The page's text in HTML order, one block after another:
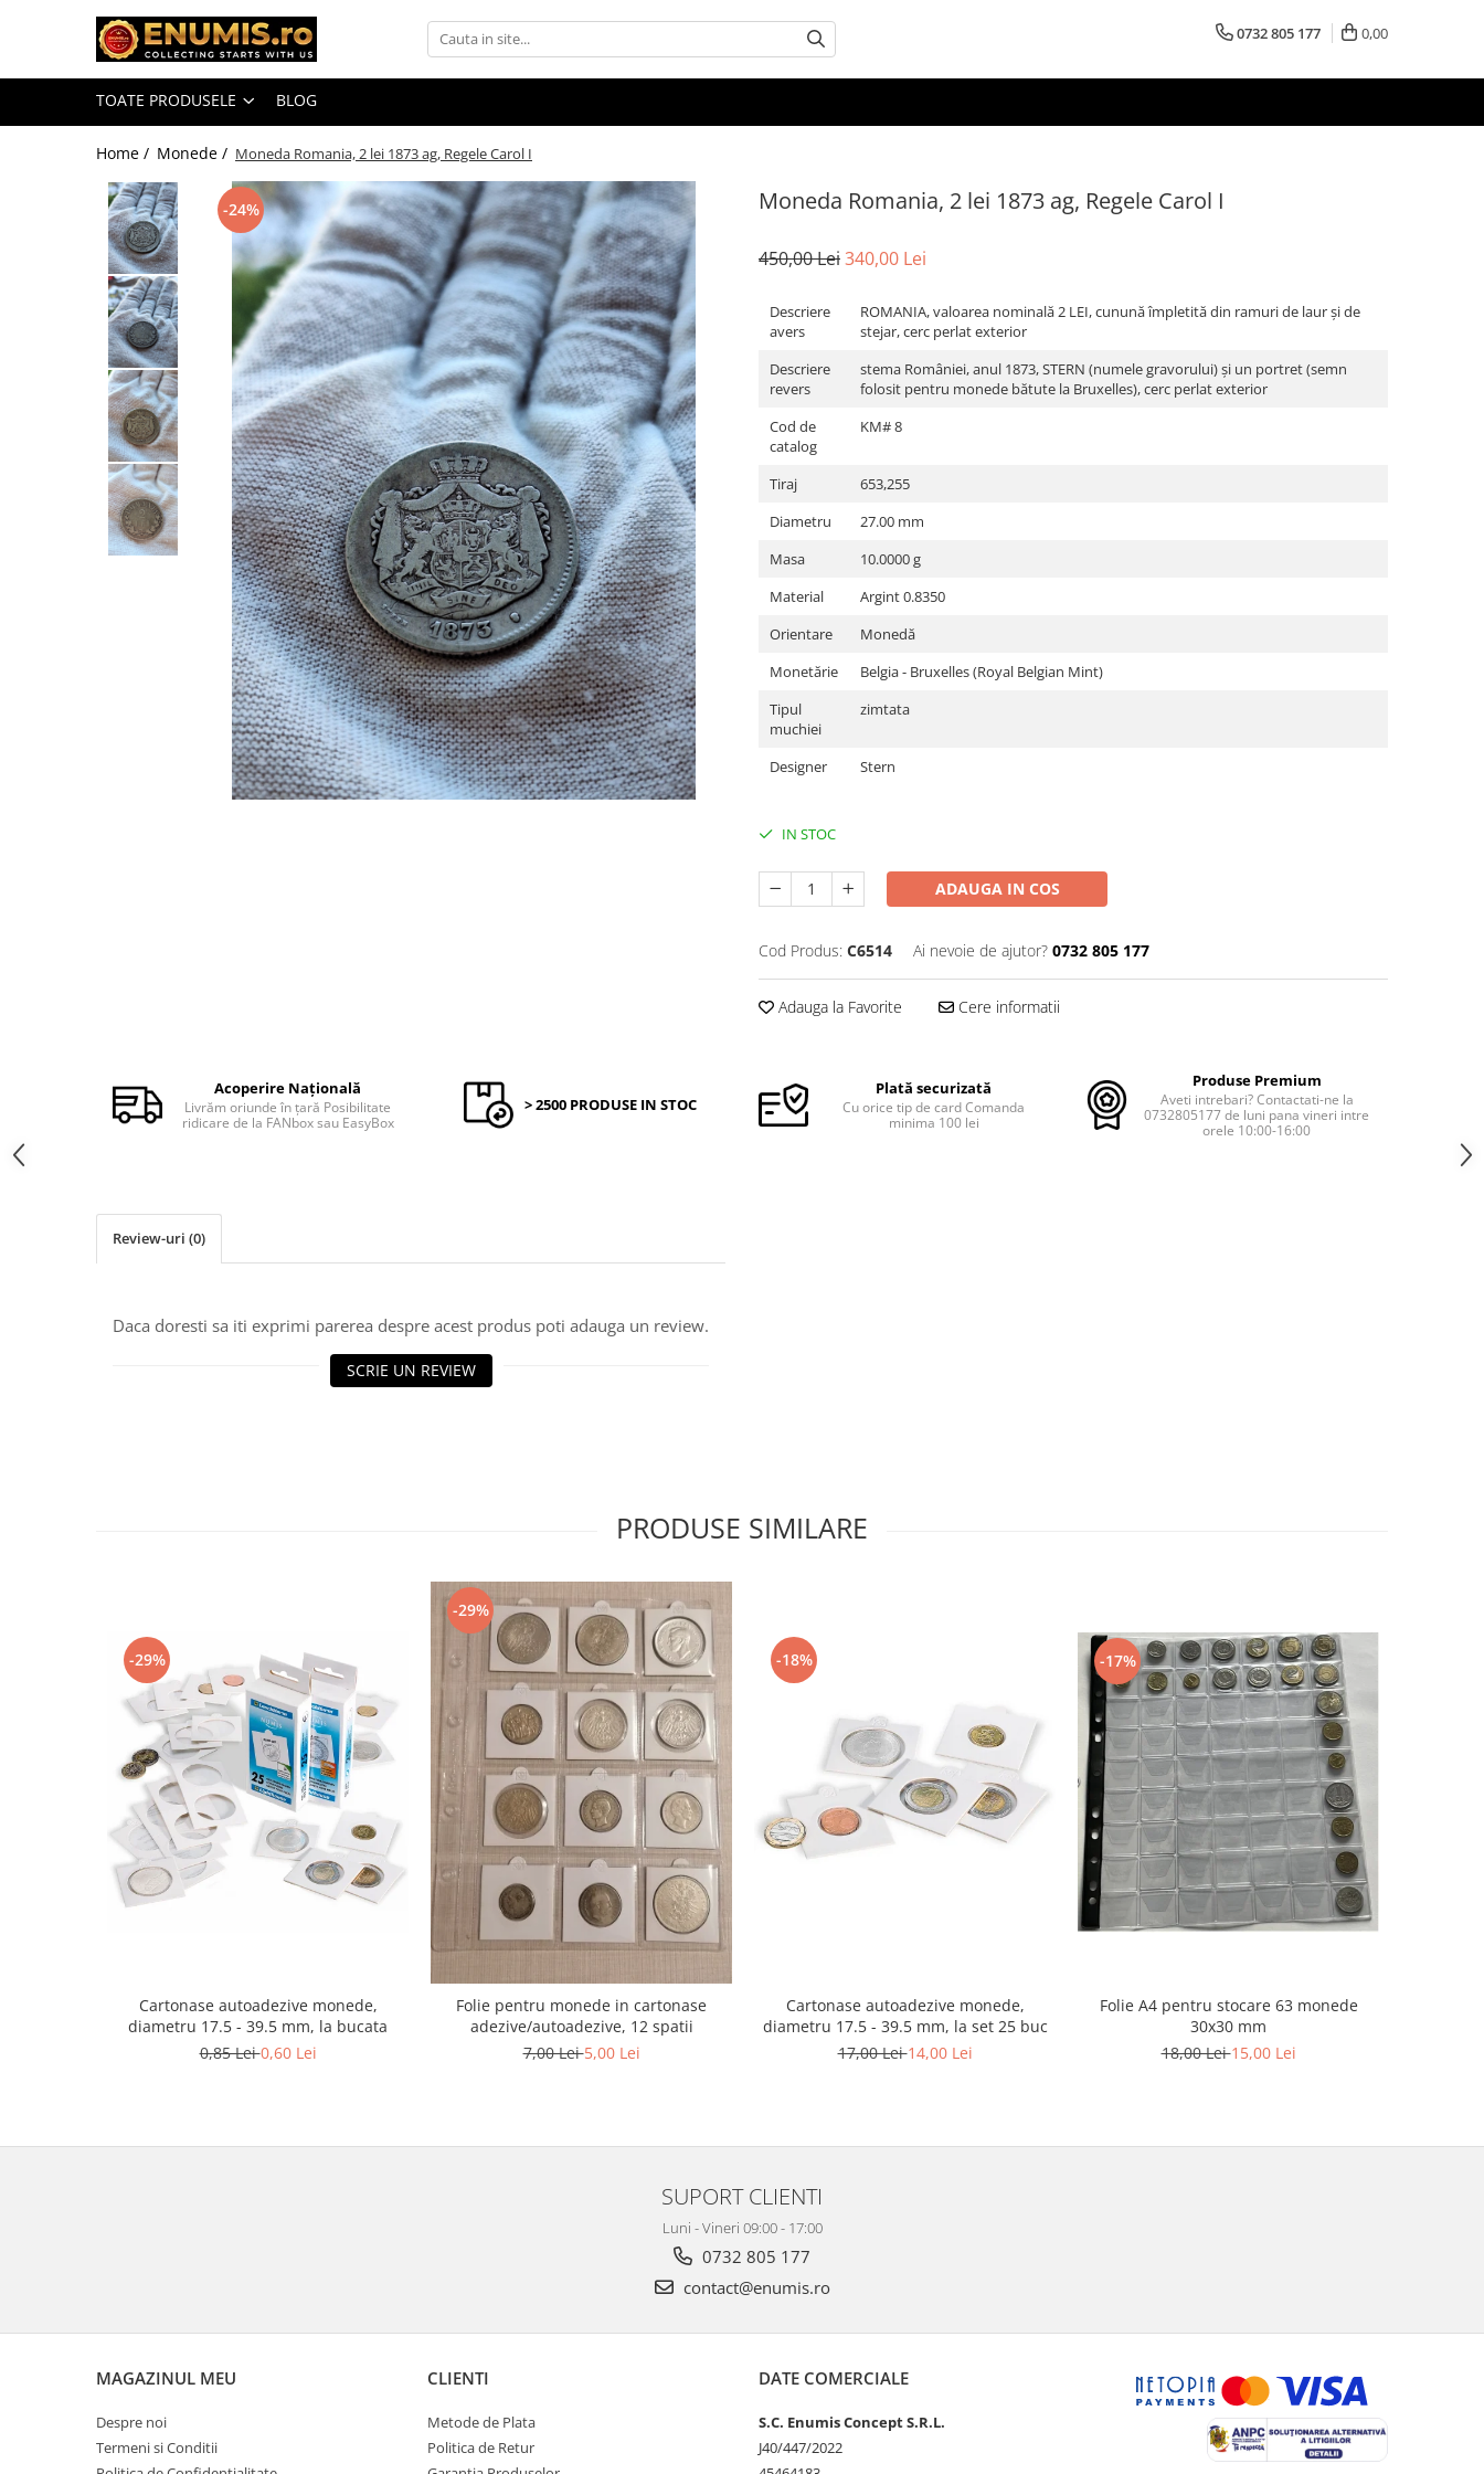
Monede Romania
Accesorii colectie monede
Albume cu folii pentru stocare
Capsule monede
Cartonase autoadezive
Folii stocare monede
Soluții curățare, pensete, mănuși,
Tavite stocare si expunere
Monede straine
Monede Africa
Monede America
Monede Asia
Albume cu folii pentru stocare
Bancnote Asia
Bancnote Australia si Oceania
Bancnote Europa
Idei cadouri
Accesorii filatelie
Carte Postala / FDC
0732 805 177 0,00
TOATE PRODUSELE BLOG
Home / Monede / Moneda Romania, 2 lei 1873 ag, Regele Carol I
Moneda Romania, 2 lei 1873 ag, Regele Carol I
-24%
450,00 Lei340,00 Lei
Descriere
avers
ROMANIA, valoarea nominală 2 LEI, cunună împletită din ramuri de laur şi de
stejar, cerc perlat exterior
Descriere
revers
stema României, anul 1873, STERN (numele gravorului) şi un portret (semn
folosit pentru monede bătute la Bruxelles), cerc perlat exterior
Cod de
catalog
KM# 8
Tiraj
653,255
Diametru
27.00 mm
Masa
10.0000 g
Material
Argint 0.8350
Orientare
Monedă
Monetărie
Belgia - Bruxelles (Royal Belgian Mint)
Tipul
muchiei
zimtata
Designer Stern
IN STOC
ADAUGA IN COS
Cod Produs: C6514 Ai nevoie de ajutor? 0732 805 177
Adauga la Favorite Cere informatii
Acoperire Națională
Livrăm oriunde în țară Posibilitate
ridicare de la FANbox sau EasyBox
> 2500 PRODUSE IN STOC
Plată securizată
Cu orice tip de card Comanda
minima 100 lei
Produse Premium
Aveti intrebari? Contactati-ne la
0732805177 de luni pana vineri intre
orele 10:00-16:00
Review-uri (0)
Daca doresti sa iti exprimi parerea despre acest produs poti adauga un review.
SCRIE UN REVIEW
PRODUSE SIMILARE
-29%
Cartonase autoadezive monede,
diametru 17.5 - 39.5 mm, la bucata
0,85 Lei0,60 Lei
-29%
Folie pentru monede in cartonase
adezive/autoadezive, 12 spatii
7,00 Lei5,00 Lei
-18%
Cartonase autoadezive monede,
diametru 17.5 - 39.5 mm, la set 25 buc
17,00 Lei14,00 Lei
-17%
Folie A4 pentru stocare 63 monede
30x30 mm
18,00 Lei15,00 Lei
SUPORT CLIENTI
Luni - Vineri 09:00 - 17:00
0732 805 177
contact@enumis.ro
MAGAZINUL MEU
Despre noi
Termeni si Conditii
CLIENTI
Metode de Plata
Politica de Retur
DATE COMERCIALE
S.C. Enumis Concept S.R.L.
J40/447/2022